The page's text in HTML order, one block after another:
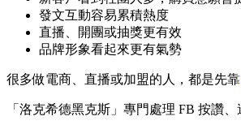
發文互動容易累積熱度
直播、開團或抽獎更有效
品牌形象看起來更有氣勢
很多做電商、直播或加盟的人，都是先靠
「洛克希德黑克斯」專門處理 FB 按讚